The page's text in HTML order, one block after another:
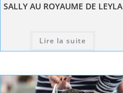
SALLY AU ROYAUME DE LEYLA
Lire la suite